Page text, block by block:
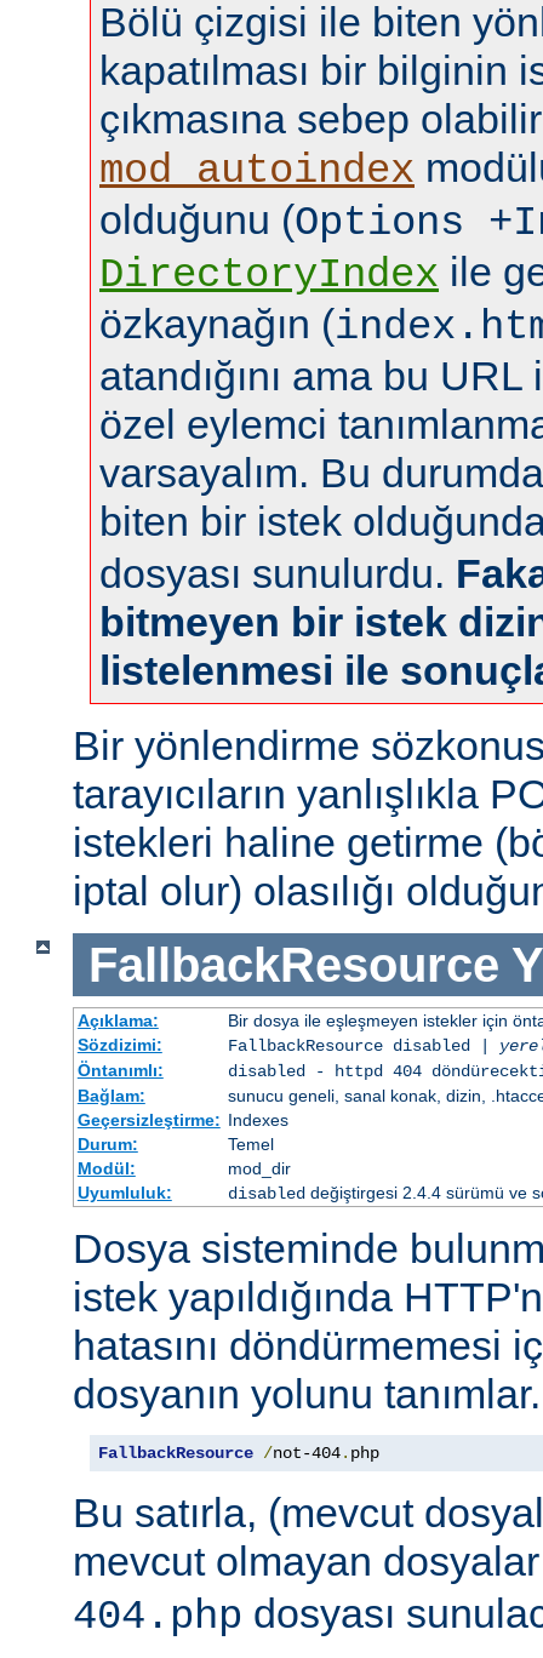
Bölü çizgisi ile biten
kapatılması bir bilginin
çıkmasına sebep
mod_autoindex
olduğunu (Options
DirectoryIndex ile
özkaynağın (
atandığını ama bu
özel eylemci
varsayalım. Bu
biten bir istek
dosyası sunulurdu.
bitmeyen bir istek
listelenmesi ile
Bir yönlendirme
tarayıcıların yanlışlıkla
istekleri haline getirme
iptal olur) olasılığı
FallbackResource
Açıklama:
Bir dosya ile eşleşmeyen istekler için
Sözdizimi:
FallbackResource disabled |
Öntanımlı:
disabled - httpd 404
Bağlam:
sunucu geneli, sanal konak, dizin,
Geçersizleştirme: Indexes
Durum:
Temel
Modül:
mod_dir
Uyumluluk:
disableddeğiştirgesi 2.4.4 sürümü ve
Dosya sisteminde
istek yapıldığında
hatasını döndürmemesi
dosyanın yolunu
FallbackResource /not-404. php
Bu satırla, (mevcut
mevcut olmayan
404.php dosyası